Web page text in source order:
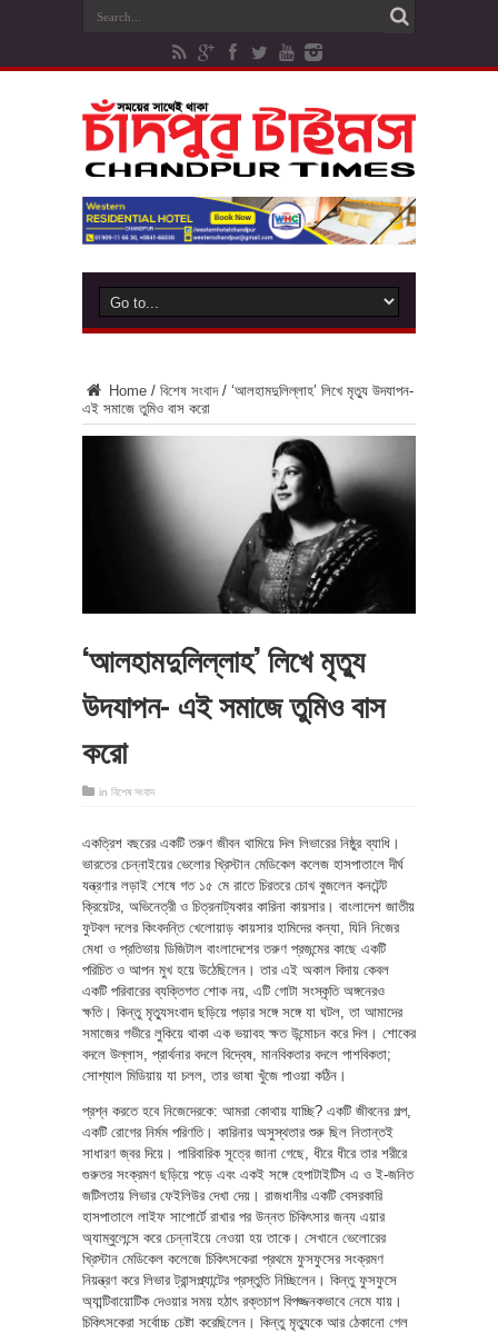
Home / বিশেষ সংবাদ / ‘আলহামদুলিল্লাহ’ লিখে মৃত্যু উদযাপন-
এই সমাজে তুমিও বাস করো
‘আলহামদুলিল্লাহ’ লিখে মৃত্যু
উদযাপন- এই সমাজে তুমিও বাস
করো
in বিশেষ সংবাদ
একত্রিশ বছরের একটি তরুণ জীবন থামিয়ে দিল লিভারের নিষ্ঠুর ব্যাধি।
ভারতের চেন্নাইয়ের ভেলোর খ্রিস্টান মেডিকেল কলেজ হাসপাতালে দীর্ঘ
যন্ত্রণার লড়াই শেষে গত ১৫ মে রাতে চিরতরে চোখ বুজলেন কনটেন্ট
ক্রিয়েটর, অভিনেত্রী ও চিত্রনাট্যকার কারিনা কায়সার। বাংলাদেশ জাতীয়
ফুটবল দলের কিংবদন্তি খেলোয়াড় কায়সার হামিদের কন্যা, যিনি নিজের
মেধা ও প্রতিভায় ডিজিটাল বাংলাদেশের তরুণ প্রজন্মের কাছে একটি
পরিচিত ও আপন মুখ হয়ে উঠেছিলেন। তার এই অকাল বিদায় কেবল
একটি পরিবারের ব্যক্তিগত শোক নয়, এটি গোটা সংস্কৃতি অঙ্গনেরও
ক্ষতি। কিন্তু মৃত্যুসংবাদ ছড়িয়ে পড়ার সঙ্গে সঙ্গে যা ঘটল, তা আমাদের
সমাজের গভীরে লুকিয়ে থাকা এক ভয়াবহ ক্ষত উন্মোচন করে দিল। শোকের
বদলে উল্লাস, প্রার্থনার বদলে বিদ্বেষ, মানবিকতার বদলে পাশবিকতা;
সোশ্যাল মিডিয়ায় যা চলল, তার ভাষা খুঁজে পাওয়া কঠিন।
প্রশ্ন করতে হবে নিজেদেরকে: আমরা কোথায় যাচ্ছি? একটি জীবনের গল্প,
একটি রোগের নির্মম পরিণতি। কারিনার অসুস্থতার শুরু ছিল নিতান্তই
সাধারণ জ্বর দিয়ে। পারিবারিক সূত্রে জানা গেছে, ধীরে ধীরে তার শরীরে
গুরুতর সংক্রমণ ছড়িয়ে পড়ে এবং একই সঙ্গে হেপাটাইটিস এ ও ই-জনিত
জটিলতায় লিভার ফেইলিউর দেখা দেয়। রাজধানীর একটি বেসরকারি
হাসপাতালে লাইফ সাপোর্টে রাখার পর উন্নত চিকিৎসার জন্য এয়ার
অ্যাম্বুলেন্সে করে চেন্নাইয়ে নেওয়া হয় তাকে। সেখানে ভেলোরের
খ্রিস্টান মেডিকেল কলেজে চিকিৎসকেরা প্রথমে ফুসফুসের সংক্রমণ
নিয়ন্ত্রণ করে লিভার ট্রান্সপ্ল্যান্টের প্রস্তুতি নিচ্ছিলেন। কিন্তু ফুসফুসে
অ্যান্টিবায়োটিক দেওয়ার সময় হঠাৎ রক্তচাপ বিপজ্জনকভাবে নেমে যায়।
চিকিৎসকেরা সর্বোচ্চ চেষ্টা করেছিলেন। কিন্তু মৃত্যুকে আর ঠেকানো গেল